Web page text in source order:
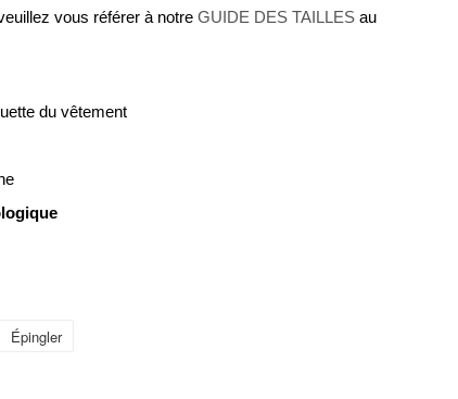
vous référer à notre GUIDE DES TAILLES au
du vêtement
Épingler